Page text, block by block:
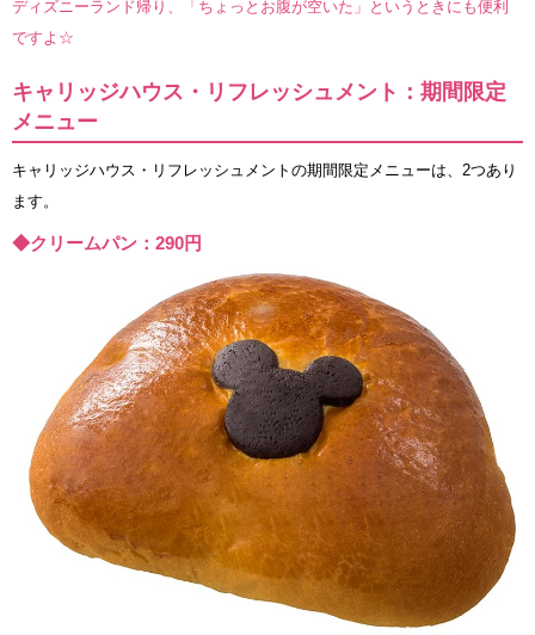
ディズニーランド帰り、「ちょっとお腹が空いた」というときにも便利
ですよ☆
キャリッジハウス・リフレッシュメント：期間限定
メニュー
キャリッジハウス・リフレッシュメントの期間限定メニューは、2つあり
ます。
◆クリームパン：290円